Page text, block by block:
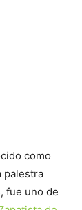
como
palestra
fue uno de